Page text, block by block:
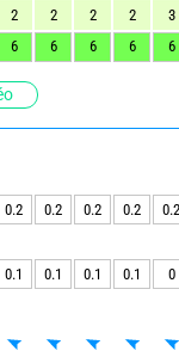
2 2 2 2
3
6 6 6 6 6
0.2 0.2 0.2 0.2 0.2
0.1 0.1 0.1 0.1 0